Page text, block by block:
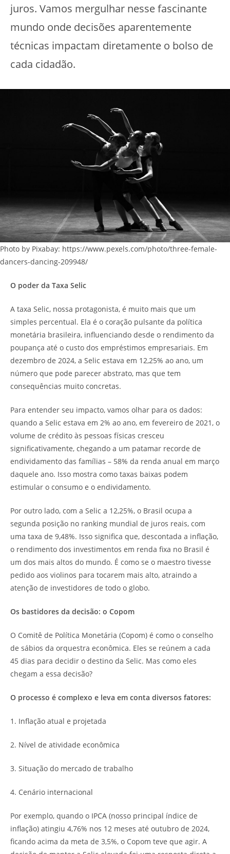
juros. Vamos mergulhar nesse fascinante
mundo onde decisões aparentemente
técnicas impactam diretamente o bolso de
cada cidadão.
Photo by Pixabay: https://www.pexels.com/photo/three-female-
dancers-dancing-209948/
O poder da Taxa Selic
A taxa Selic, nossa protagonista, é muito mais que um
simples percentual. Ela é o coração pulsante da política
monetária brasileira, influenciando desde o rendimento da
poupança até o custo dos empréstimos empresariais. Em
dezembro de 2024, a Selic estava em 12,25% ao ano, um
número que pode parecer abstrato, mas que tem
consequências muito concretas.
Para entender seu impacto, vamos olhar para os dados:
quando a Selic estava em 2% ao ano, em fevereiro de 2021, o
volume de crédito às pessoas físicas cresceu
significativamente, chegando a um patamar recorde de
endividamento das famílias – 58% da renda anual em março
daquele ano. Isso mostra como taxas baixas podem
estimular o consumo e o endividamento.
Por outro lado, com a Selic a 12,25%, o Brasil ocupa a
segunda posição no ranking mundial de juros reais, com
uma taxa de 9,48%. Isso significa que, descontada a inflação,
o rendimento dos investimentos em renda fixa no Brasil é
um dos mais altos do mundo. É como se o maestro tivesse
pedido aos violinos para tocarem mais alto, atraindo a
atenção de investidores de todo o globo.
Os bastidores da decisão: o Copom
O Comitê de Política Monetária (Copom) é como o conselho
de sábios da orquestra econômica. Eles se reúnem a cada
45 dias para decidir o destino da Selic. Mas como eles
chegam a essa decisão?
O processo é complexo e leva em conta diversos fatores:
1. Inflação atual e projetada
2. Nível de atividade econômica
3. Situação do mercado de trabalho
4. Cenário internacional
Por exemplo, quando o IPCA (nosso principal índice de
inflação) atingiu 4,76% nos 12 meses até outubro de 2024,
ficando acima da meta de 3,5%, o Copom teve que agir. A